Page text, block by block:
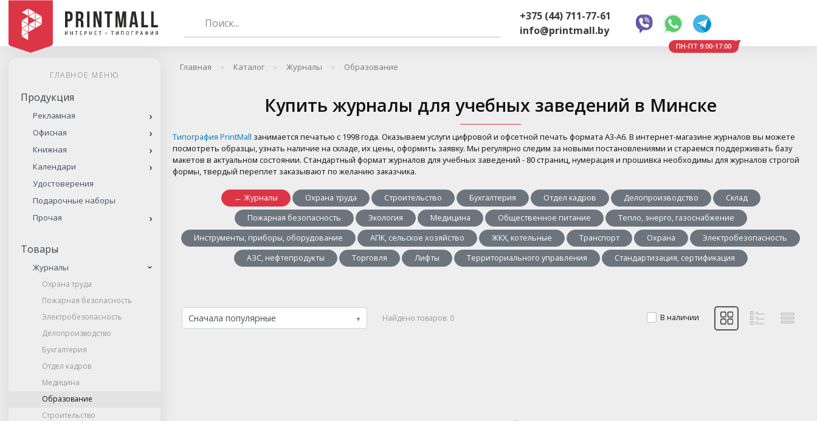
+375 (44) 711-77-61
info@printmall.by
ПН-ПТ 9:00-17:00
ГЛАВНОЕ МЕНЮ
Продукция
Рекламная
Офисная
Книжная
Календари
Удостоверения
Подарочные наборы
Прочая
Товары
Журналы
Охрана труда
Пожарная безопасность
Электробезопасность
Делопроизводство
Бухгалтерия
Отдел кадров
Медицина
Образование
Строительство
Главная Каталог Журналы Образование
Купить журналы для учебных заведений в Минске
Типография PrintMall занимается печатью с 1998 года. Оказываем услуги цифровой и офсетной печать формата А3-А6. В интернет-магазине журналов вы можете
посмотреть образцы, узнать наличие на складе, их цены, оформить заявку. Мы регулярно следим за новыми постановлениями и стараемся поддерживать базу
макетов в актуальном состоянии. Стандартный формат журналов для учебных заведений - 80 страниц, нумерация и прошивка необходимы для журналов строгой
формы, твердый переплет заказывают по желанию заказчика.
← Журналы Охрана труда Строительство Бухгалтерия Отдел кадров Делопроизводство
Склад
Пожарная безопасность
Экология Медицина Общественное питание
Тепло, энерго, газоснабжение
Инструменты, приборы, оборудование
АПК, сельское хозяйство ЖКХ, котельные Транспорт Охрана
Электробезопасность
АЗС, нефтепродукты
Торговля Лифты Территориального управления Стандартизация, сертификация
Найдено товаров: 0 В наличии